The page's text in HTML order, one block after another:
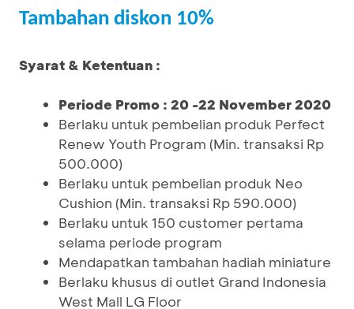
Tambahan diskon 10%
Syarat & Ketentuan :
Periode Promo : 20 -22 November 2020
Berlaku untuk pembelian produk Perfect
Renew Youth Program (Min. transaksi Rp
500.000)
Berlaku untuk pembelian produk Neo
Cushion (Min. transaksi Rp 590.000)
Berlaku untuk 150 customer pertama
selama periode program
Mendapatkan tambahan hadiah miniature
Berlaku khusus di outlet Grand Indonesia
West Mall LG Floor